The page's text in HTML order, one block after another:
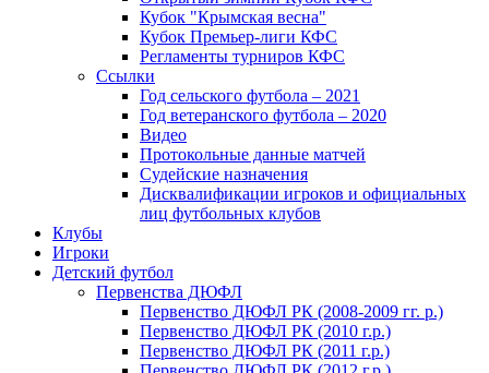
Кубок "Крымская весна"
Кубок Премьер-лиги КФС
Регламенты турниров КФС
Ссылки
Год сельского футбола – 2021
Год ветеранского футбола – 2020
Видео
Протокольные данные матчей
Судейские назначения
Дисквалификации игроков и официальных
лиц футбольных клубов
Клубы
Игроки
Детский футбол
Первенства ДЮФЛ
Первенство ДЮФЛ РК (2008-2009 гг. р.)
Первенство ДЮФЛ РК (2010 г.р.)
Первенство ДЮФЛ РК (2011 г.р.)